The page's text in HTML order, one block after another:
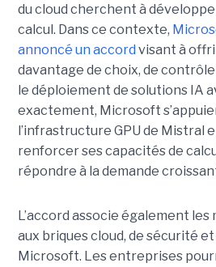
du cloud cherchent à
calcul. Dans ce contexte,
annoncé un accord visant à
davantage de choix, de
le déploiement de solutions IA
exactement, Microsoft
l’infrastructure GPU de Mistral
renforcer ses capacités de
répondre à la demande
L’accord associe également
aux briques cloud, de sécurité
Microsoft. Les entreprises